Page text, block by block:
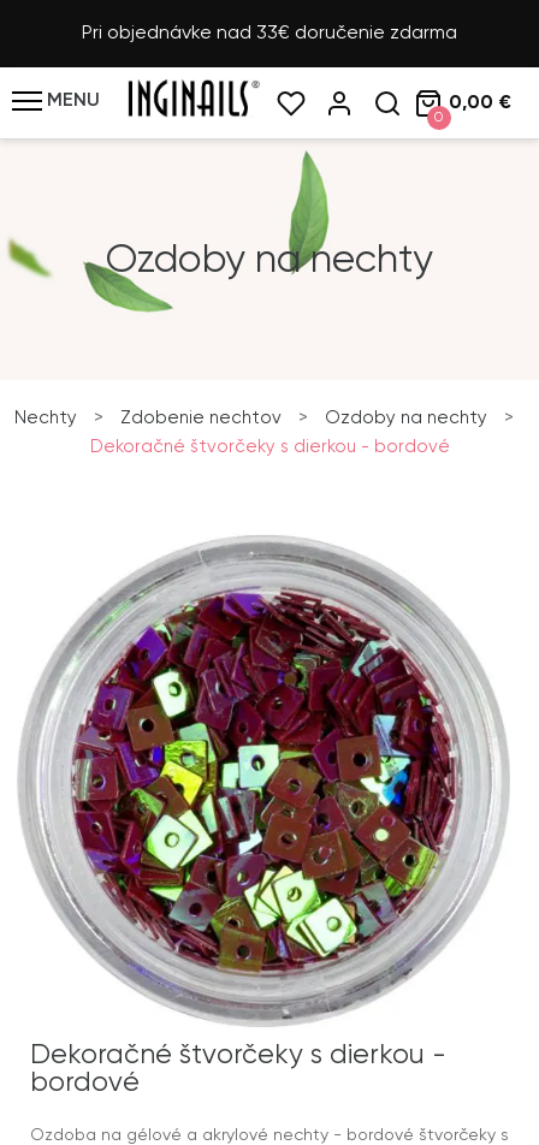
Pri objednávke nad 33€ doručenie zdarma
MENU
0
0,00 €
Ozdoby na nechty
Nechty > Zdobenie nechtov > Ozdoby na nechty
>
Dekoračné štvorčeky s dierkou - bordové
Dekoračné štvorčeky s dierkou -
bordové
Ozdoba na gélové a akrylové nechty - bordové štvorčeky s